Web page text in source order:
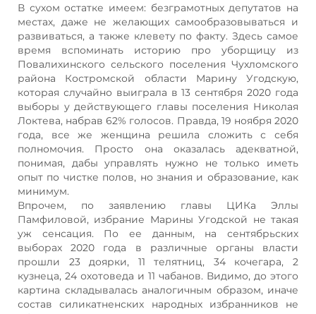
В сухом остатке имеем: безграмотных депутатов на
местах, даже не желающих самообразовываться и
развиваться, а также клевету по факту. Здесь самое
время вспоминать историю про уборщицу из
Повалихинского сельского поселения Чухломского
района Костромской области Марину Угодскую,
которая случайно выиграла в 13 сентября 2020 года
выборы у действующего главы поселения Николая
Локтева, набрав 62% голосов. Правда, 19 ноября 2020
года, все же женщина решила сложить с себя
полномочия. Просто она оказалась адекватной,
понимая, дабы управлять нужно не только иметь
опыт по чистке полов, но знания и образование, как
минимум.
Впрочем, по заявлению главы ЦИКа Эллы
Памфиловой, избрание Марины Угодской не такая
уж сенсация. По ее данным, на сентябрьских
выборах 2020 года в различные органы власти
прошли 23 доярки, 11 телятниц, 34 кочегара, 2
кузнеца, 24 охотоведа и 11 чабанов. Видимо, до этого
картина складывалась аналогичным образом, иначе
состав силикатненских народных избранников не